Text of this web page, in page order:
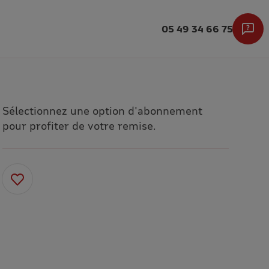
05 49 34 66 75
Sélectionnez une option d'abonnement
pour profiter de votre remise.